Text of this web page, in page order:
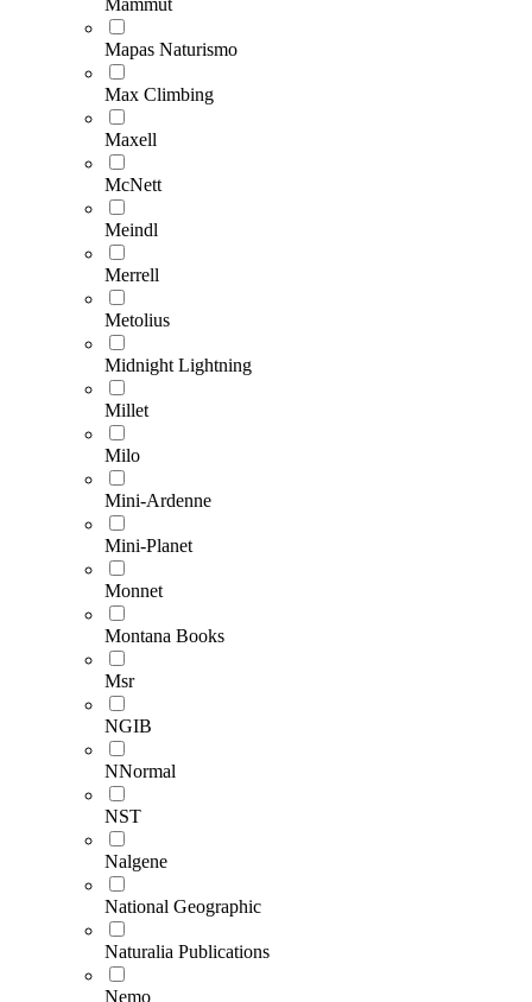
Mammut
Mapas Naturismo
Max Climbing
Maxell
McNett
Meindl
Merrell
Metolius
Midnight Lightning
Millet
Milo
Mini-Ardenne
Mini-Planet
Monnet
Montana Books
Msr
NGIB
NNormal
NST
Nalgene
National Geographic
Naturalia Publications
Nemo